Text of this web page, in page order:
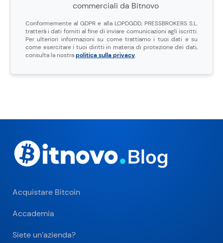
commerciali da Bitnovo
Conformemente al GDPR e alla LOPDGDD, PRESSBROKERS S.L.
tratterà i dati forniti al fine di inviare comunicazioni agli iscritti.
Per ulteriori informazioni su come trattiamo i tuoi dati e su
come esercitare i tuoi diritti in materia di protezione dei dati,
consulta la nostrapolitica sulla privacy.
Acquistare Bitcoin
Accademia
Siete un’azienda?